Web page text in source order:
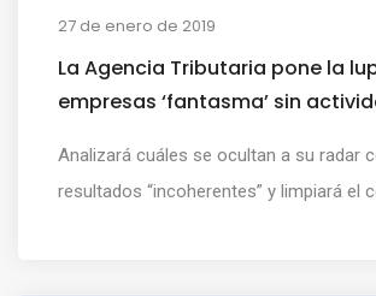
27 de enero de 2019
La Agencia Tributaria pone la
empresas ‘fantasma’ sin
Analizará cuáles se ocultan a su radar
resultados “incoherentes” y limpiará el